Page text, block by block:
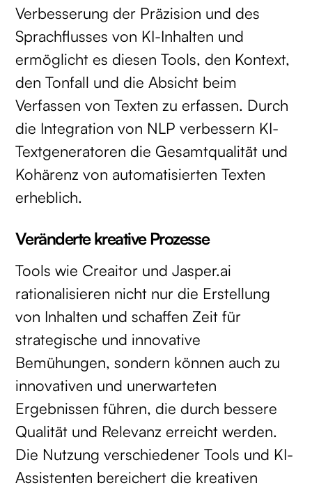
Verbesserung der Präzision und des
Sprachflusses von KI-Inhalten und
ermöglicht es diesen Tools, den Kontext,
den Tonfall und die Absicht beim
Verfassen von Texten zu erfassen. Durch
die Integration von NLP verbessern KI-
Textgeneratoren die Gesamtqualität und
Kohärenz von automatisierten Texten
erheblich.
Veränderte kreative Prozesse
Tools wie Creaitor und Jasper.ai
rationalisieren nicht nur die Erstellung
von Inhalten und schaffen Zeit für
strategische und innovative
Bemühungen, sondern können auch zu
innovativen und unerwarteten
Ergebnissen führen, die durch bessere
Qualität und Relevanz erreicht werden.
Die Nutzung verschiedener Tools und KI-
Assistenten bereichert die kreativen